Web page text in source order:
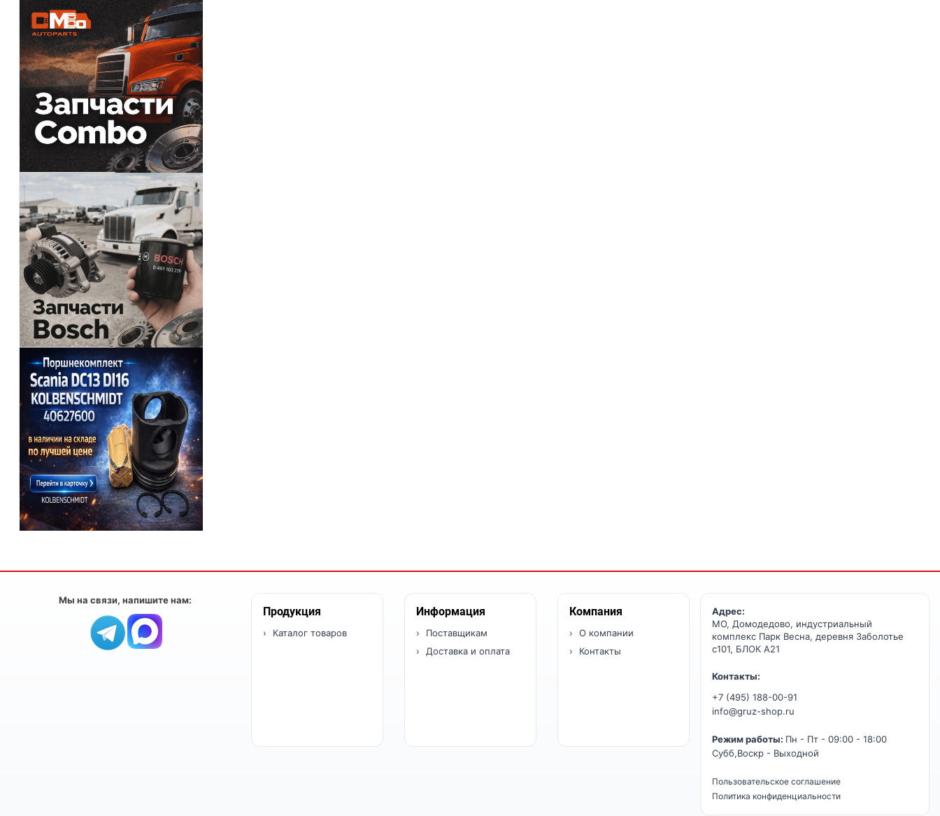
Мы на связи, напишите нам:
Продукция
Каталог товаров
Информация
Поставщикам
Доставка и оплата
Компания
О компании
Контакты
Адрес:
МО, Домодедово, индустриальный
комплекс Парк Весна, деревня Заболотье
с101, БЛОК А21
Контакты:
+7 (495) 188-00-91
info@gruz-shop.ru
Режим работы: Пн - Пт - 09:00 - 18:00
Субб,Воскр - Выходной
Пользовательское соглашение
Политика конфиденциальности